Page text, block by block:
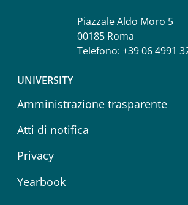
Piazzale Aldo Moro 5
00185 Roma
Telefono: +39 06 4991
Footer menu
UNIVERSITY
Amministrazione trasparente
Atti di notifica
Privacy
Yearbook